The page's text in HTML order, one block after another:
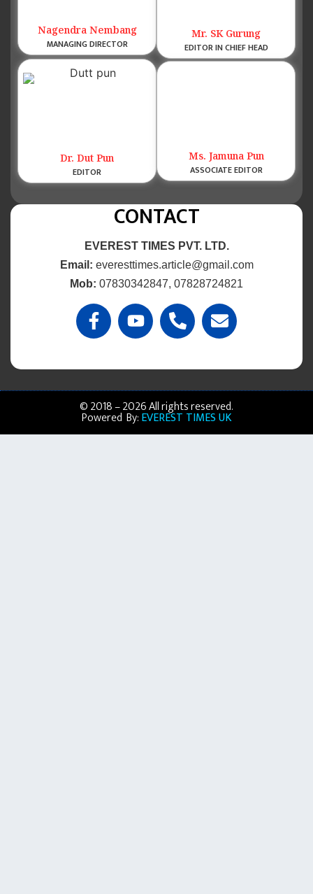
Nagendra Nembang
MANAGING DIRECTOR
Mr. SK Gurung
EDITOR IN CHIEF HEAD
Dr. Dut Pun
EDITOR
Ms. Jamuna Pun
ASSOCIATE EDITOR
CONTACT
EVEREST TIMES PVT. LTD.
Email: everesttimes.article@gmail.com
Mob: 07830342847, 07828724821
© 2018 – 2026 All rights reserved.
Powered By:EVEREST TIMES UK